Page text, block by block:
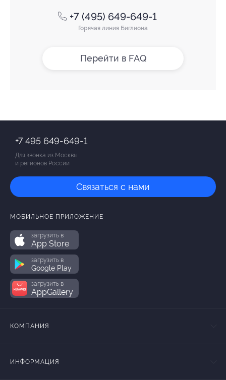
+7 (495) 649-649-1
Горячая линия Биглиона
Перейти в FAQ
+7 495 649-649-1
Для звонка из Москвы
и регионов России
Связаться с нами
МОБИЛЬНОЕ ПРИЛОЖЕНИЕ
загрузить в
App Store
загрузить в
Google Play
загрузить в
AppGallery
КОМПАНИЯ
ИНФОРМАЦИЯ